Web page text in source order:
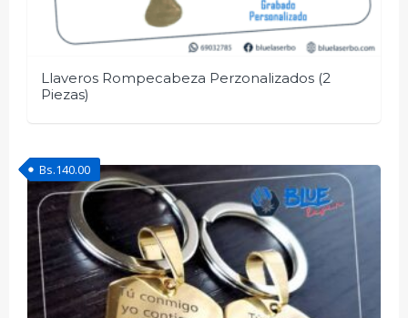
Llaveros Rompecabeza Perzonalizados (2
Piezas)
Bs.140.00